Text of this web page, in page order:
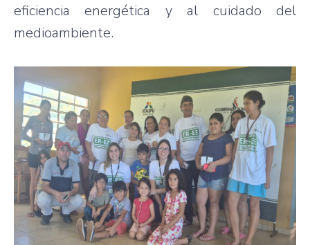
eficiencia energética y al cuidado del
medioambiente.